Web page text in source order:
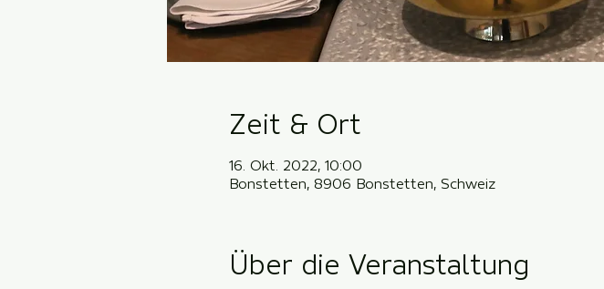
Zeit & Ort
16. Okt. 2022, 10:00
Bonstetten, 8906 Bonstetten, Schweiz
Über die Veranstaltung